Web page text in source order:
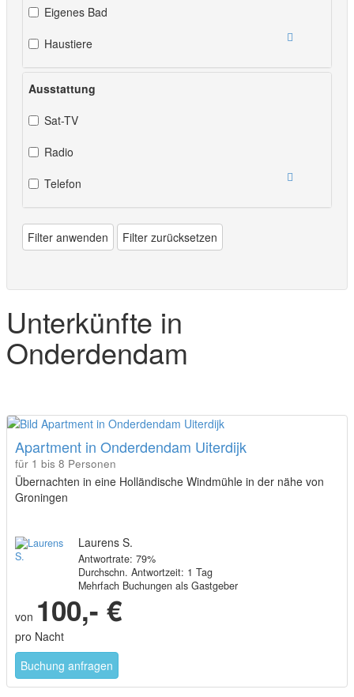
Eigenes Bad
Haustiere
Ausstattung
Sat-TV
Radio
Telefon
Filter anwenden Filter zurücksetzen
Unterkünfte in
Onderdendam
Apartment in Onderdendam Uiterdijk
für 1 bis 8 Personen
Übernachten in eine Holländische Windmühle in der nähe von
Groningen
Laurens S.
Antwortrate: 79%
Durchschn. Antwortzeit: 1 Tag
Mehrfach Buchungen als Gastgeber
von 100,- €
pro Nacht
Buchung anfragen